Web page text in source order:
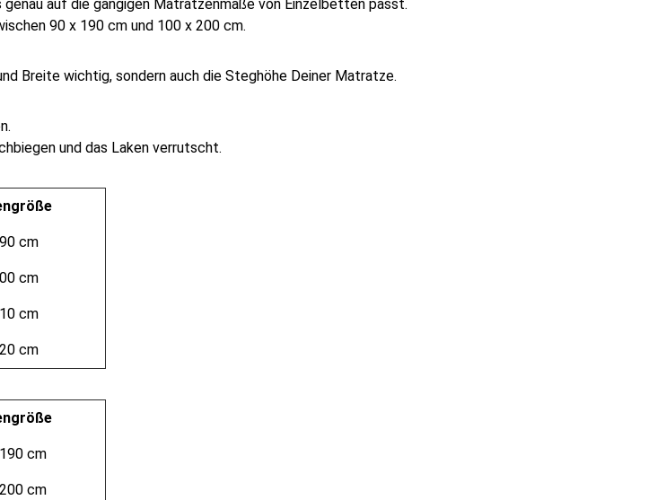
auf die gängigen Matratzenmaße von Einzelbetten passt.
90 x 190 cm und 100 x 200 cm.
Breite wichtig, sondern auch die Steghöhe Deiner Matratze.
und das Laken verrutscht.
cm
cm
cm
cm
cm
cm